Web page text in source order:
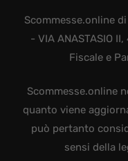
Scommesse.online
- VIA ANASTASIO
Fiscale e
Scommesse.online
quanto viene
può pertanto
sensi della